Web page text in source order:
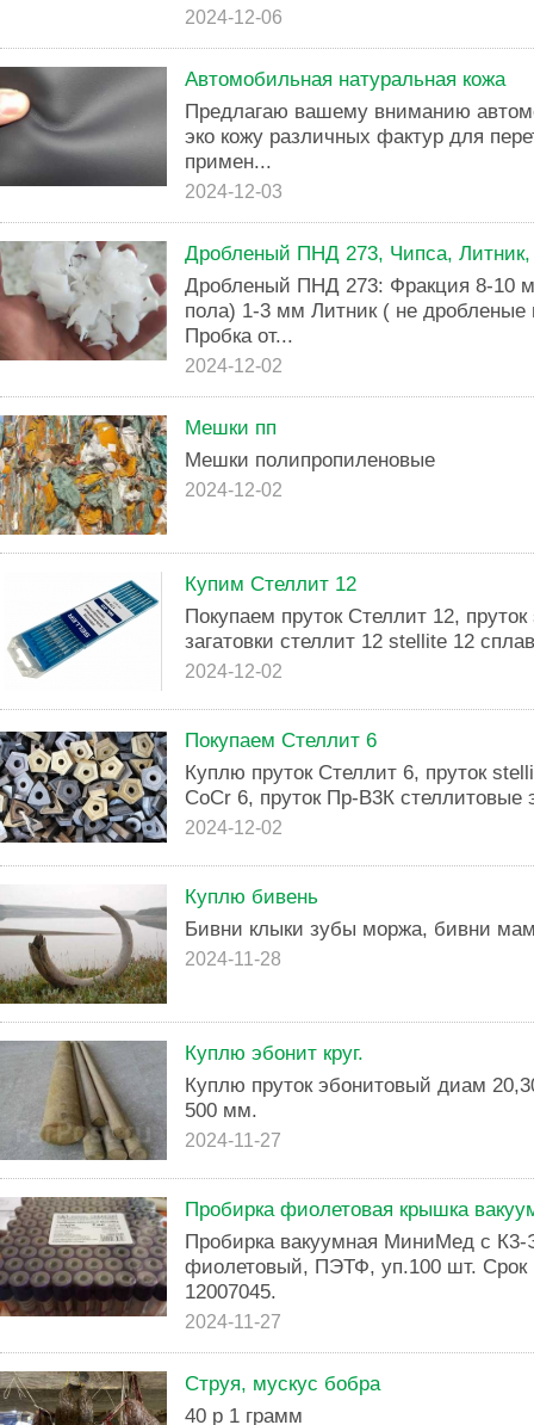
2024-12-06
Автомобильная натуральная кожа
Предлагаю вашему вниманию
эко кожу различных фактур для
примен...
2024-12-03
Дробленый ПНД 273, Чипса,
Дробленый ПНД 273: Фракция 8-10
пола) 1-3 мм Литник ( не дробленые
Пробка от...
2024-12-02
Мешки пп
Мешки полипропиленовые
2024-12-02
Купим Стеллит 12
Покупаем пруток Стеллит 12,
загатовки стеллит 12 stellite 12
2024-12-02
Покупаем Стеллит 6
Куплю пруток Стеллит 6, пруток
CoCr 6, пруток Пр-В3К стеллитовые
2024-12-02
Куплю бивень
Бивни клыки зубы моржа, бивни
2024-11-28
Куплю эбонит круг.
Куплю пруток эбонитовый диам
500 мм.
2024-11-27
Пробирка фиолетовая крышка
Пробирка вакуумная МиниМед с
фиолетовый, ПЭТФ, уп.100 шт. Срок
12007045.
2024-11-27
Струя, мускус бобра
40 р 1 грамм